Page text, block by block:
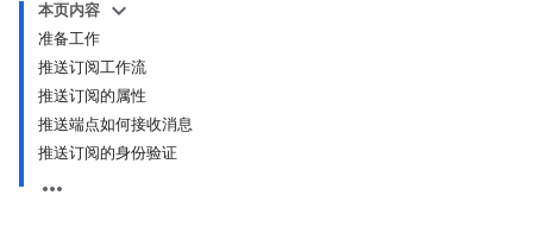
本页内容
准备工作
推送订阅工作流
推送订阅的属性
推送端点如何接收消息
推送订阅的身份验证